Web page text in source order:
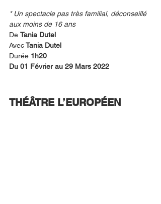
* Un spectacle pas très familial, déconseillé
aux moins de 16 ans
De Tania Dutel
Avec Tania Dutel
Durée 1h20
Du 01 Février au 29 Mars 2022
THÉÂTRE L’EUROPÉEN